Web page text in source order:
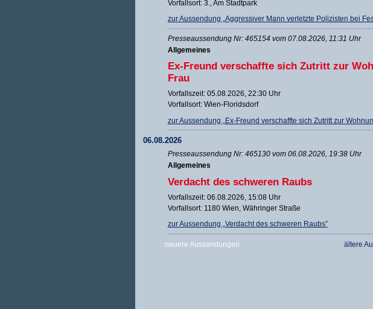
Vorfallsort: 3., Am Stadtpark
zur Aussendung „Aggressiver Mann verletzte Polizisten bei
Presseaussendung Nr: 465154 vom 07.08.2026, 11:31 Uhr
Allgemeines
Ex-Freund verschaffte sich Zutritt zur
Frau
Vorfallszeit: 05.08.2026, 22:30 Uhr
Vorfallsort: Wien-Floridsdorf
zur Aussendung „Ex-Freund verschaffte sich Zutritt zur
06.08.2026
Presseaussendung Nr: 465130 vom 06.08.2026, 19:38 Uhr
Allgemeines
Verdacht des schweren Raubs
Vorfallszeit: 06.08.2026, 15:08 Uhr
Vorfallsort: 1180 Wien, Währinger Straße
zur Aussendung „Verdacht des schweren Raubs”
neuere Aussendungen ältere